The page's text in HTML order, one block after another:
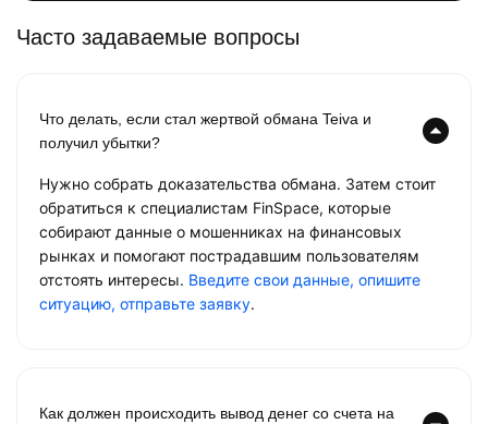
Часто задаваемые вопросы
Что делать, если стал жертвой обмана Teiva и
получил убытки?
Нужно собрать доказательства обмана. Затем стоит
обратиться к специалистам FinSpace, которые
собирают данные о мошенниках на финансовых
рынках и помогают пострадавшим пользователям
отстоять интересы. Введите свои данные, опишите
ситуацию, отправьте заявку.
Как должен происходить вывод денег со счета на